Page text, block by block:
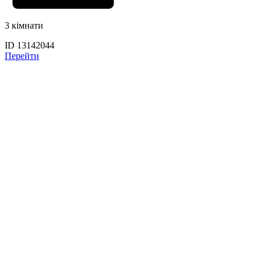
3 кімнати
ID 13142044
Перейти